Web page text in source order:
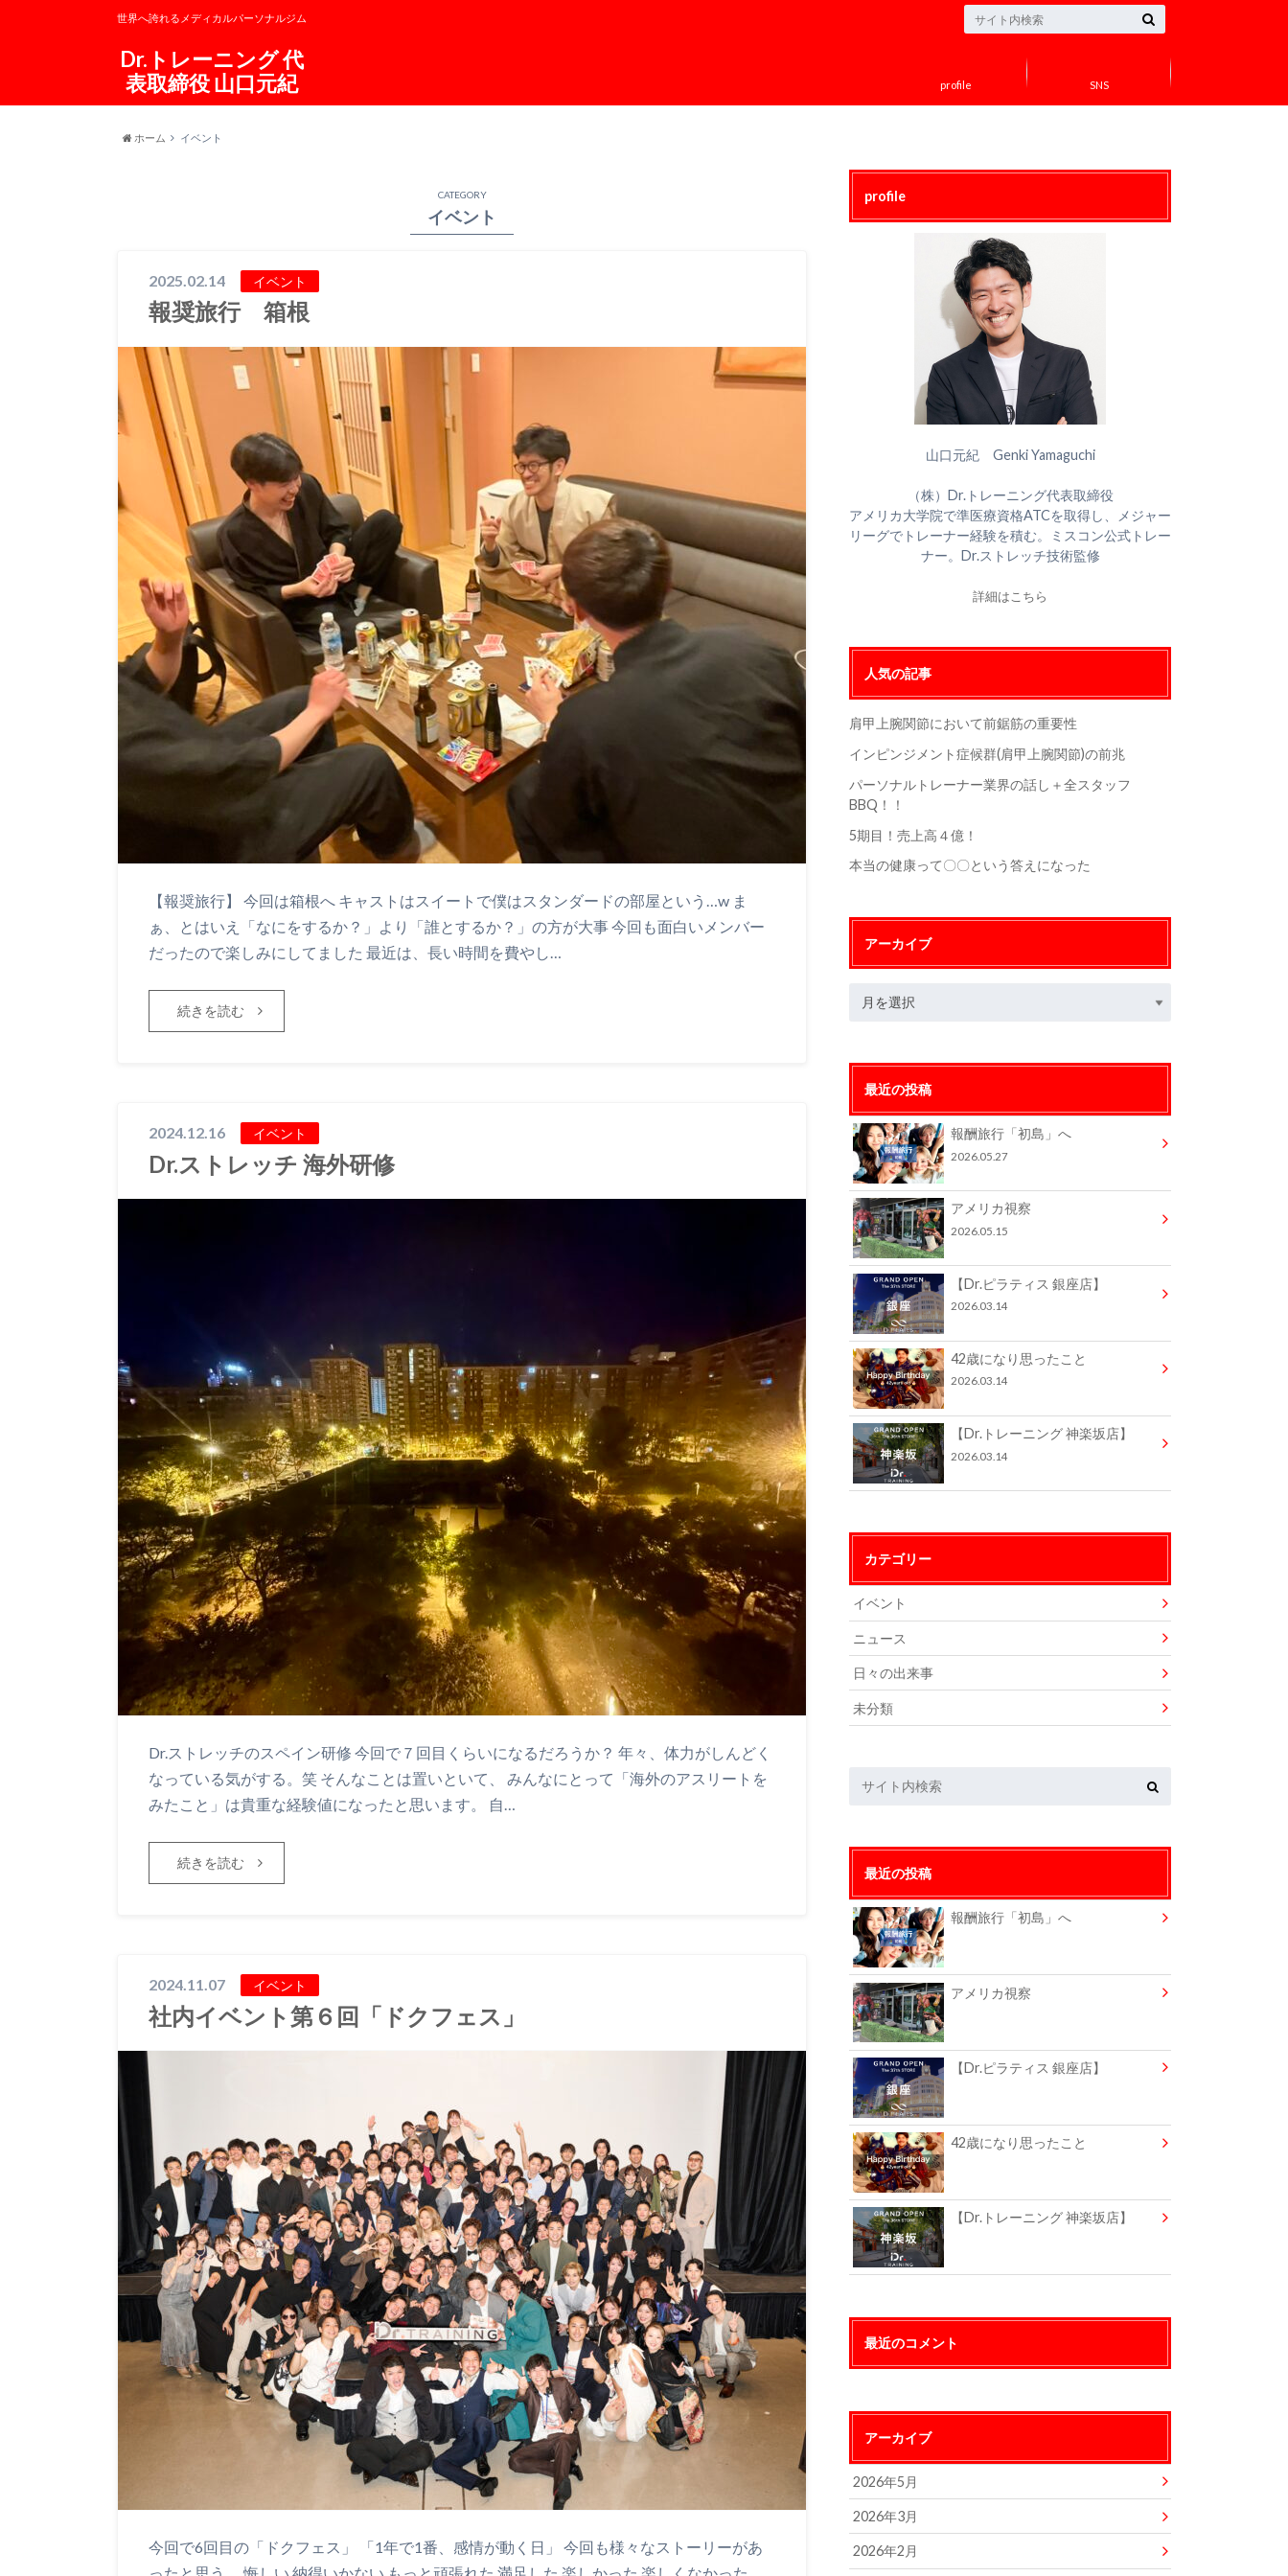
Dr.トレーニング 代
表取締役 山口元紀
世界へ誇れるメディカルパーソナルジム
profile SNS
ホーム イベント
CATEGORY
イベント
2025.02.14 イベント
報奨旅行 箱根
【報奨旅行】 今回は箱根へ キャストはスイートで僕はスタンダードの部屋という…w ま
ぁ、とはいえ「なにをするか？」より「誰とするか？」の方が大事 今回も面白いメンバー
だったので楽しみにしてました 最近は、長い時間を費やし…
続きを読む
2024.12.16 イベント
Dr.ストレッチ 海外研修
Dr.ストレッチのスペイン研修 今回で７回目くらいになるだろうか？ 年々、体力がしんどく
なっている気がする。笑 そんなことは置いといて、 みんなにとって「海外のアスリートを
みたこと」は貴重な経験値になったと思います。 自…
続きを読む
2024.11.07 イベント
社内イベント第６回「ドクフェス」
今回で6回目の「ドクフェス」 「1年で1番、感情が動く日」 今回も様々なストーリーがあ
profile
山口元紀 Genki Yamaguchi
（株）Dr.トレーニング代表取締役
アメリカ大学院で準医療資格ATCを取得し、メジャー
リーグでトレーナー経験を積む。ミスコン公式トレー
ナー。Dr.ストレッチ技術監修
詳細はこちら
人気の記事
肩甲上腕関節において前鋸筋の重要性
インピンジメント症候群(肩甲上腕関節)の前兆
パーソナルトレーナー業界の話し＋全スタッフ
BBQ！！
5期目！売上高４億！
本当の健康って〇〇という答えになった
アーカイブ
最近の投稿
報酬旅行「初島」へ
2026.05.27
アメリカ視察
2026.05.15
【Dr.ピラティス 銀座店】
2026.03.14
42歳になり思ったこと
2026.03.14
【Dr.トレーニング 神楽坂店】
2026.03.14
カテゴリー
イベント
ニュース
日々の出来事
未分類
最近の投稿
報酬旅行「初島」へ
アメリカ視察
【Dr.ピラティス 銀座店】
42歳になり思ったこと
【Dr.トレーニング 神楽坂店】
最近のコメント
アーカイブ
2026年5月
2026年3月
2026年2月